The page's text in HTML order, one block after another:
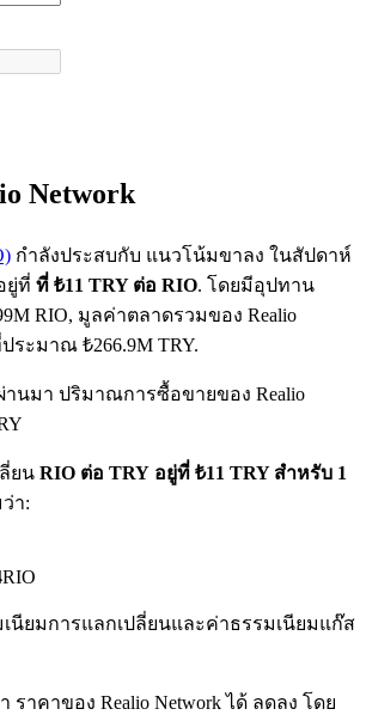
M
งินดิจิทัล
ฟอเร็กซ์ โลหะมีค่า และสินค้าโภคภัณฑ์
Network
กำลังประสบกับ แนวโน้มขาลง ในสัปดาห์
ยู่ที่ ที่ ₺11 TRY ต่อ RIO. โดยมีอุปทาน
RIO, มูลค่าตลาดรวมของ Realio
ระมาณ ₺266.9M TRY.
านมา ปริมาณการซื้อขายของ Realio
ยน RIO ต่อ TRY อยู่ที่ ₺11 TRY สำหรับ 1
า:
RIO
นียมการแลกเปลี่ยนและค่าธรรมเนียมแก๊ส
ราคาของ Realio Network ได้ ลดลง โดย